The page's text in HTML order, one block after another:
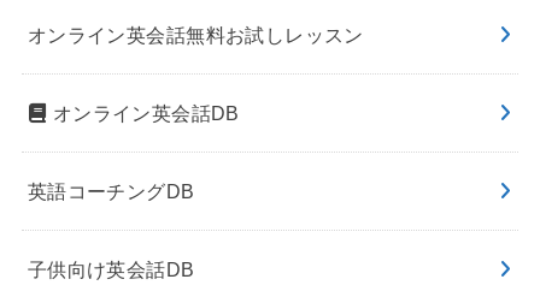
オンライン英会話無料お試しレッスン
オンライン英会話DB
英語コーチングDB
子供向け英会話DB